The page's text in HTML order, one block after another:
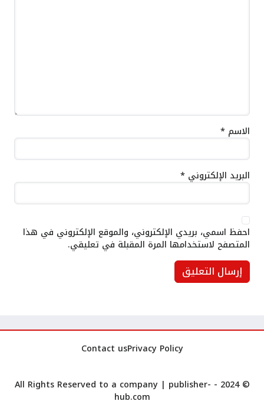
الاسم *
البريد الإلكتروني *
احفظ اسمي، بريدي الإلكتروني، والموقع الإلكتروني في هذا
المتصفح لاستخدامها المرة المقبلة في تعليقي.
Privacy Policy
Contact us
© 2024 - All Rights Reserved to a company |
publisher-
hub.com